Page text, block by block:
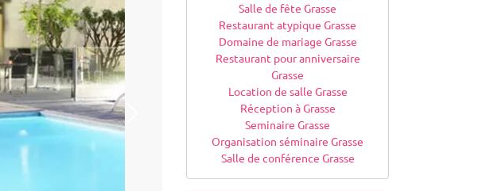
Salle de fête Grasse
Restaurant atypique Grasse
Domaine de mariage Grasse
Restaurant pour anniversaire
Grasse
Location de salle Grasse
Réception à Grasse
Seminaire Grasse
Organisation séminaire Grasse
Salle de conférence Grasse